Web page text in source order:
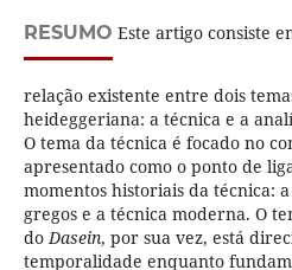
RESUMO Este artigo consiste
relação existente entre dois
heideggeriana: a técnica e a
O tema da técnica é focado no
apresentado como o ponto de
momentos historiais da técnica:
gregos e a técnica moderna. O
doDasein, por sua vez, está
temporalidade enquanto